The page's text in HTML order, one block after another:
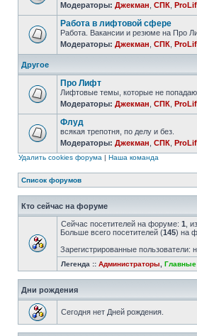
Модераторы: Джекман СПК
Работа в лифтовой сфере
Работа. Вакансии и резюме на Про
Модераторы: Джекман СПК
Другое
Про Лифт
Лифтовые темы, которые не
Модераторы: Джекман СПК
Флуд
всякая трепотня, по делу и без.
Модераторы: Джекман СПК
Удалить cookies форума | Наша команда
Список форумов
Кто сейчас на форуме
Сейчас посетителей на форуме: 1 ,
Больше всего посетителей (145) на
Зарегистрированные пользователи:
Легенда :: Администраторы
Дни рождения
Сегодня нет Дней рождения.